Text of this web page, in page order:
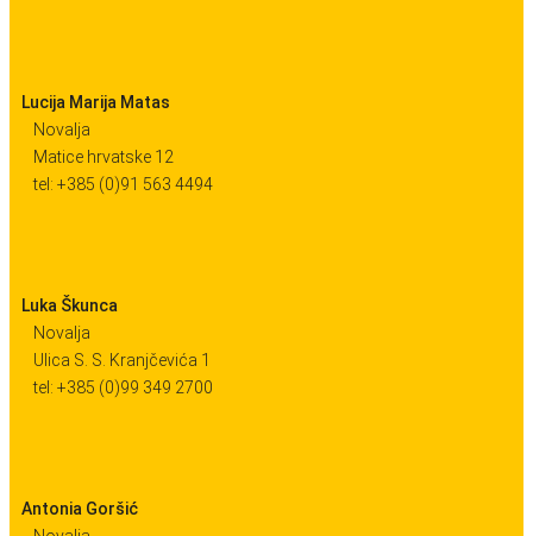
Lucija Marija Matas
Novalja
Matice hrvatske 12
tel: +385 (0)91 563 4494
Luka Škunca
Novalja
Ulica S. S. Kranjčevića 1
tel: +385 (0)99 349 2700
Antonia Goršić